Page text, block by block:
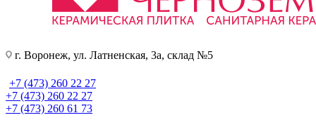
г. Воронеж, ул. Латненская, 3а, склад №5
+7 (473) 260 22 27
+7 (473) 260 22 27
+7 (473) 260 61 73